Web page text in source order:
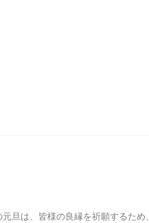
旦は、皆様の良縁を祈願するた